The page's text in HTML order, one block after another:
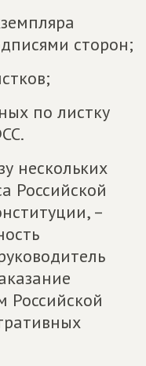
сторон;
по листку
нескольких
Российской
–
Российской